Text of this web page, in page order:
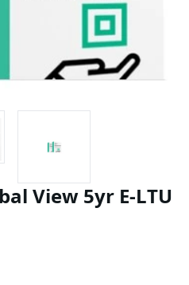
View 5yr E-LTU